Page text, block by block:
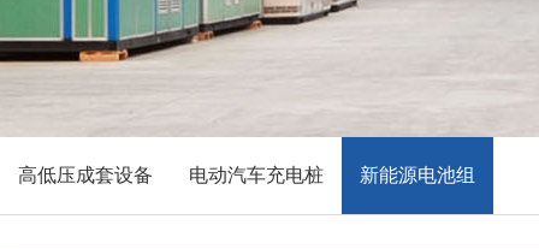
高低压成套设备 电动汽车充电桩 新能源电池组